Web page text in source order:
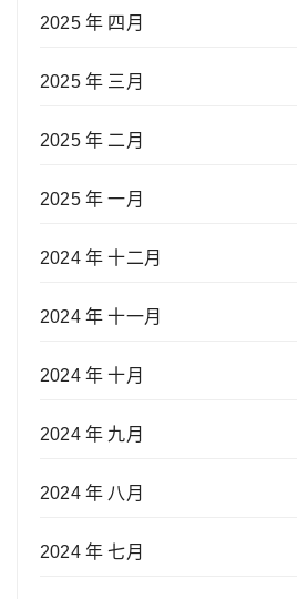
2025 年 四月
2025 年 三月
2025 年 二月
2025 年 一月
2024 年 十二月
2024 年 十一月
2024 年 十月
2024 年 九月
2024 年 八月
2024 年 七月